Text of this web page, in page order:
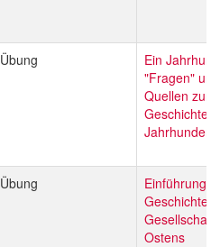
Übung
Ein
"Fragen"
Quellen zur
Geschichte
Jahrhundert
Übung
Einführung
Geschichte
Gesellschaft
Ostens